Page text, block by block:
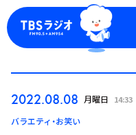
ログイン
2022.08.08 月曜日 14:33
バラエティ・お笑い